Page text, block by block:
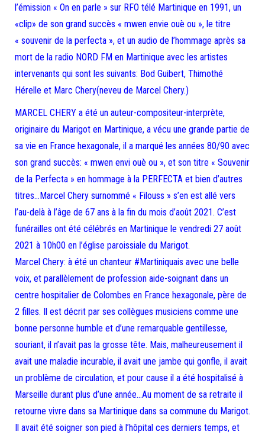
l’émission « On en parle » sur RFO télé Martinique en 1991, un
«clip» de son grand succès « mwen envie ouè ou », le titre
« souvenir de la perfecta », et un audio de l’hommage après sa
mort de la radio NORD FM en Martinique avec les artistes
intervenants qui sont les suivants: Bod Guibert, Thimothé
Hérelle et Marc Chery(neveu de Marcel Chery.)
MARCEL CHERY a été un auteur-compositeur-interprète,
originaire du Marigot en Martinique, a vécu une grande partie de
sa vie en France hexagonale, il a marqué les années 80/90 avec
son grand succès: « mwen envi ouè ou », et son titre « Souvenir
de la Perfecta » en hommage à la PERFECTA et bien d’autres
titres…Marcel Chery surnommé « Filouss » s’en est allé vers
l’au-delà à l’âge de 67 ans à la fin du mois d’août 2021. C’est
funérailles ont été célébrés en Martinique le vendredi 27 août
2021 à 10h00 en l’église paroissiale du Marigot.
Marcel Chery: à été un chanteur #Martiniquais avec une belle
voix, et parallèlement de profession aide-soignant dans un
centre hospitalier de Colombes en France hexagonale, père de
2 filles. Il est décrit par ses collègues musiciens comme une
bonne personne humble et d’une remarquable gentillesse,
souriant, il n’avait pas la grosse tête. Mais, malheureusement il
avait une maladie incurable, il avait une jambe qui gonfle, il avait
un problème de circulation, et pour cause il a été hospitalisé à
Marseille durant plus d’une année…Au moment de sa retraite il
retourne vivre dans sa Martinique dans sa commune du Marigot.
Il avait été soigner son pied à l’hôpital ces derniers temps, et